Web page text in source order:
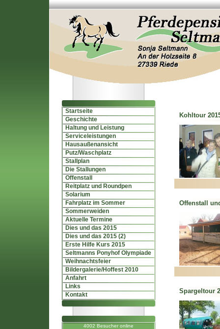
Startseite
Geschichte
Haltung und Leistung
Serviceleistungen
Hausaußenansicht
Putz/Waschplatz
Stallplan
Die Stallungen
Offenstall
Reitplatz und Roundpen
Solarium
Fahrplatz im Sommer
Sommerweiden
Aktuelle Termine
Dies und das 2015
Dies und das 2015 (2)
Erste Hilfe Kurs 2015
Seltmanns Ponyhof Olympiade
Weihnachtsfeier
Bildergalerie/Hoffest 2010
Anfahrt
Links
Kontakt
4002 Besucher online
Kohltour
Offenstall
Spargeltour